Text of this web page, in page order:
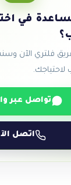
في
فلتري الآن
لاحتياجك.
تواصل عبر
اتصل